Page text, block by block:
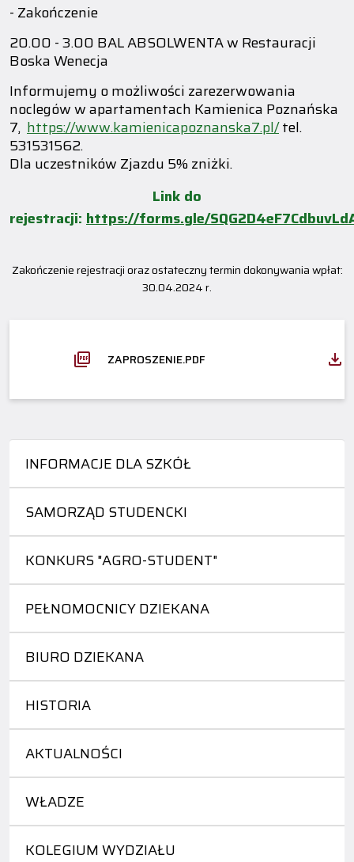
INFORMACJE DLA SZKÓŁ
SAMORZĄD STUDENCKI
KONKURS "AGRO-STUDENT"
PEŁNOMOCNICY DZIEKANA
BIURO DZIEKANA
HISTORIA
AKTUALNOŚCI
WŁADZE
KOLEGIUM WYDZIAŁU
- Zakończenie
20.00 - 3.00 BAL ABSOLWENTA w Restauracji
Boska Wenecja
Informujemy o możliwości zarezerwowania
noclegów w apartamentach Kamienica Poznańska
7, https://www.kamienicapoznanska7.pl/tel.
531531562.
Dla uczestników Zjazdu 5% zniżki.
Link do
rejestracji: https://forms.gle/
Zakończenie rejestracji oraz ostateczny termin dokonywania wpłat:
30.04.2024 r.
ZAPROSZENIE.PDF